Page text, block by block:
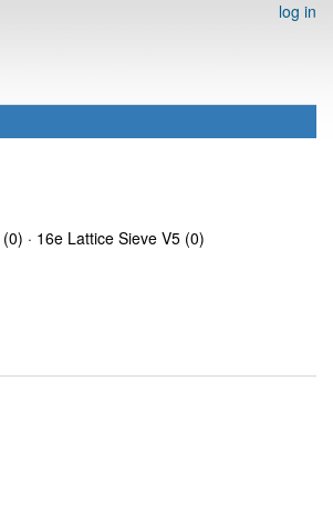
log in
(0) · 16e Lattice Sieve V5 (0)